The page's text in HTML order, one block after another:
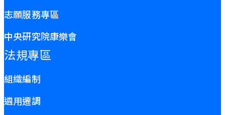
志願服務專區
中央研究院康樂會
法規專區
組織編制
遴用遷調